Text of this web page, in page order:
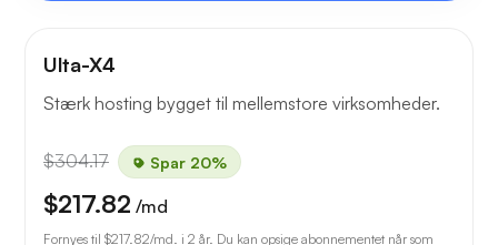
Ulta-X4
Stærk hosting bygget til mellemstore virksomheder.
$304.17 Spar 20%
$217.82 /md
Fornyes til $217.82/md. i 2 år. Du kan opsige abonnementet når som